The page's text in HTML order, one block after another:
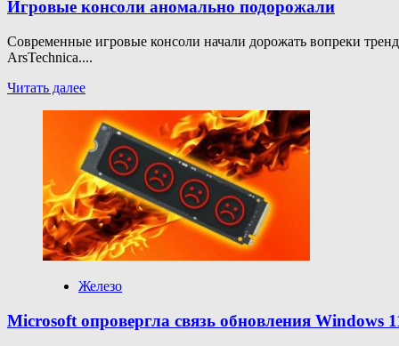
для
на
консолях
и
ПК
Игровые консоли аномально подорожали
Современные игровые консоли начали дорожать вопреки
ArsTechnica....
Читать далееПрочитать
Игровые
консоли
аномально
подорожали
Железо
Microsoft опровергла связь обновления Windows